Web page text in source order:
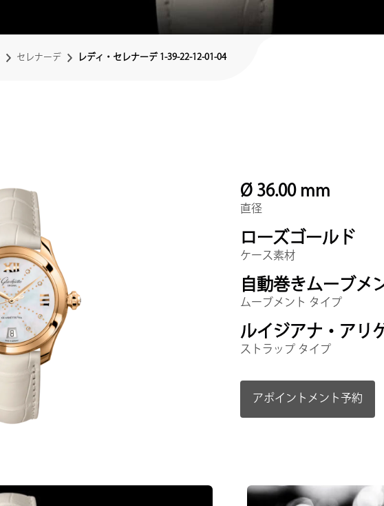
セレナーデ レディ・セレナーデ 1-39-22-12-01-04
Ø 36.00 mm
直径
ローズゴールド
ケース素材
自動巻きムーブメ
ムーブメント タイプ
ルイジアナ・アリ
ストラップ タイプ
アポイントメント予約